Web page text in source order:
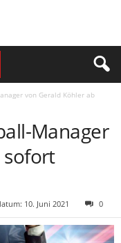
von Gerald Köhler ab
Manager
sofort
10. Juni 2021 0